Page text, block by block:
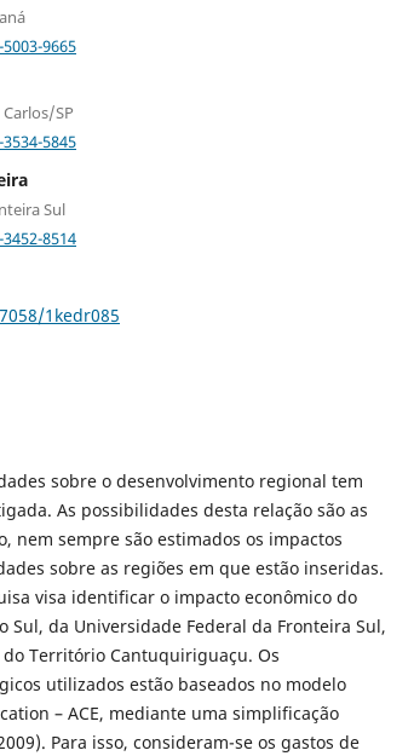
9665
SP
5845
Sul
8514
1kedr085
sobre o desenvolvimento regional tem
As possibilidades desta relação são as
nem sempre são estimados os impactos
sobre as regiões em que estão inseridas.
visa identificar o impacto econômico do
Sul, da Universidade Federal da Fronteira Sul,
Território Cantuquiriguaçu. Os
utilizados estão baseados no modelo
– ACE, mediante uma simplificação
Para isso, consideram-se os gastos de